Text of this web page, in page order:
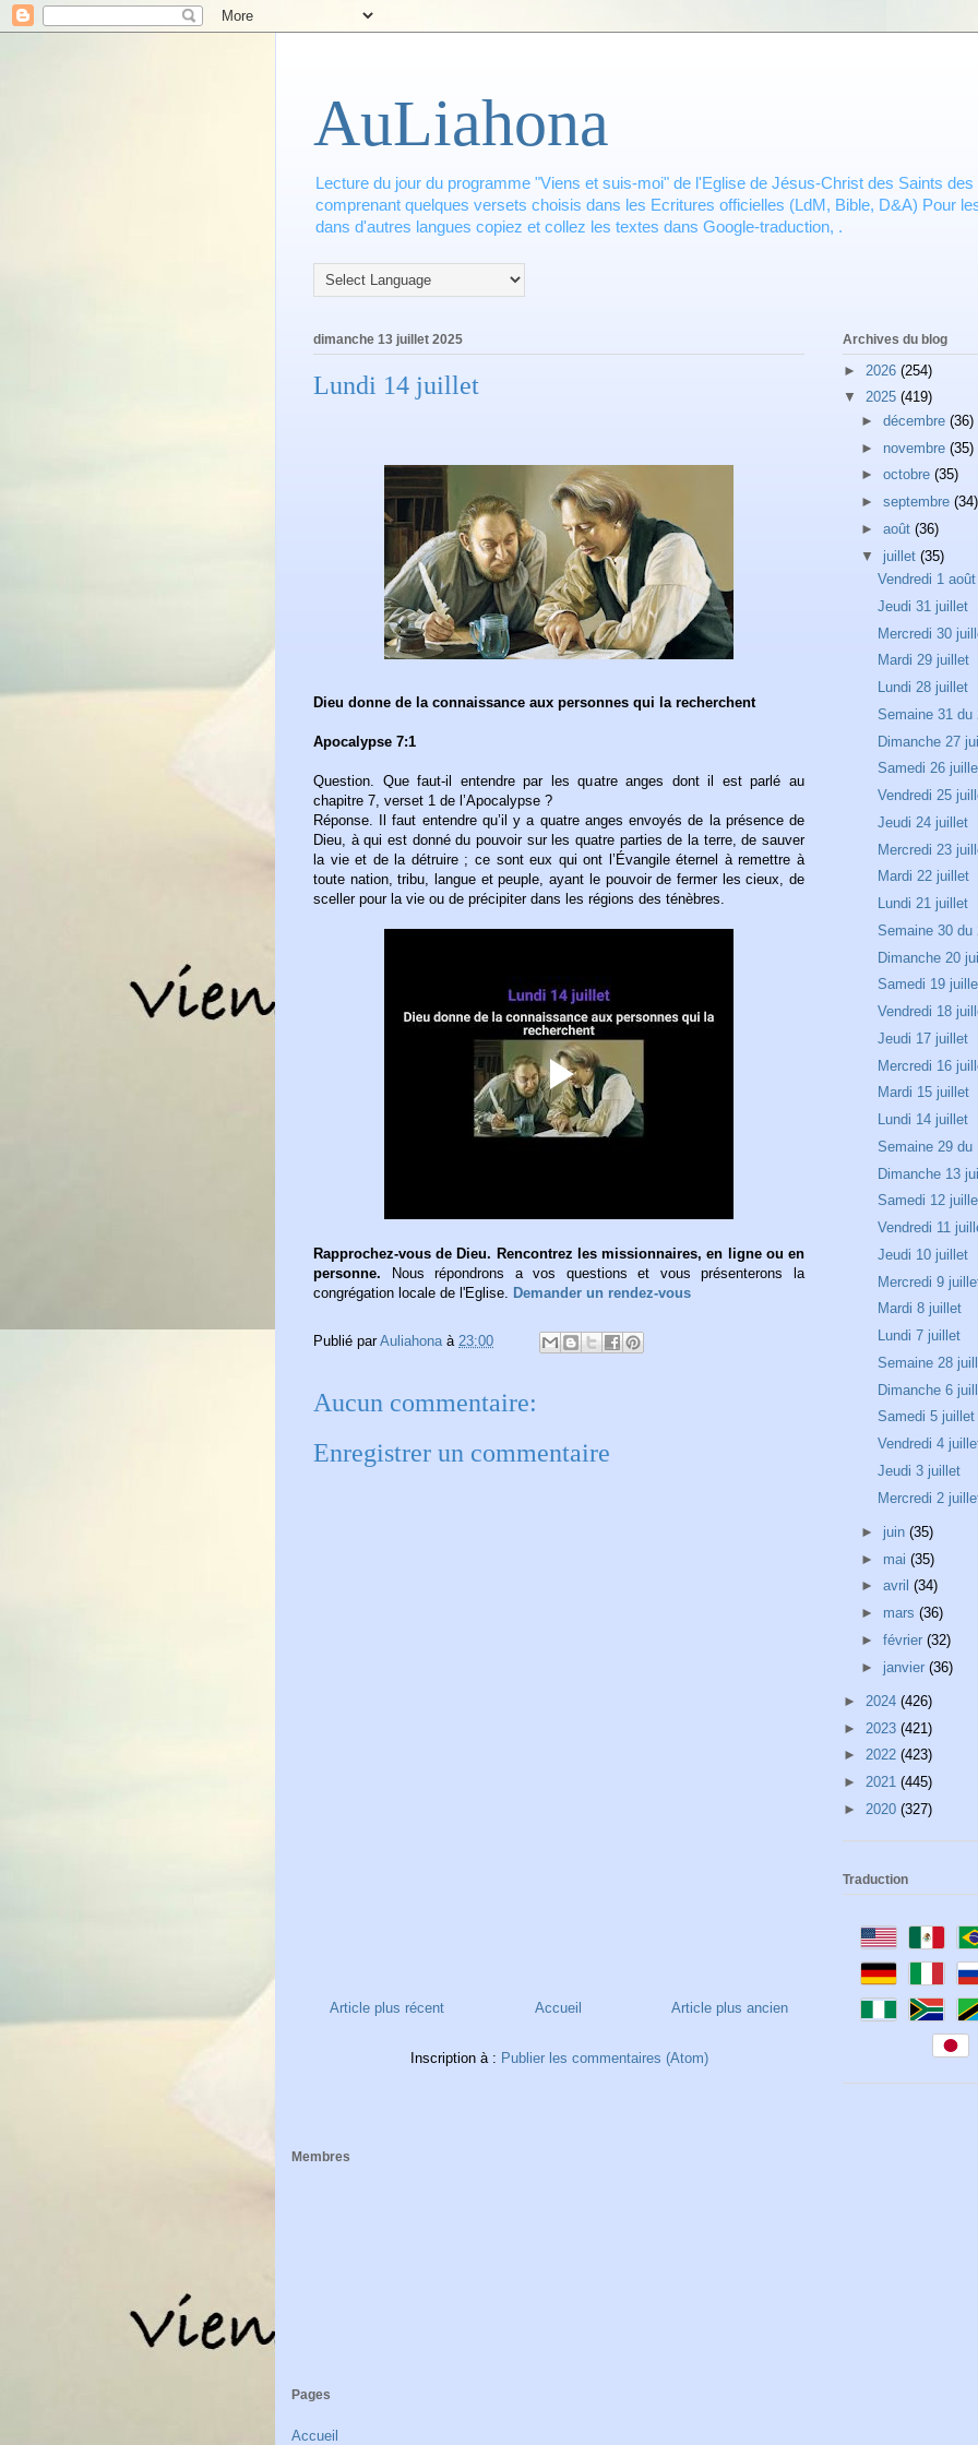
AuLiahona
Lecture du jour du programme "Viens et suis-moi" de l'Eglise de Jésus-Christ des Saints
comprenant quelques versets choisis dans les Ecritures officielles (LdM, Bible, D&A) Pour
dans d'autres langues copiez et collez les textes dans Google-traduction, .
dimanche 13 juillet 2025
Lundi 14 juillet
Dieu donne de la connaissance aux personnes qui la recherchent
Apocalypse 7:1
Question. Que faut-il entendre par les quatre anges dont il est parlé au
chapitre 7, verset 1 de l’Apocalypse ?
Réponse. Il faut entendre qu’il y a quatre anges envoyés de la présence de
Dieu, à qui est donné du pouvoir sur les quatre parties de la terre, de sauver
la vie et de la détruire ; ce sont eux qui ont l’Évangile éternel à remettre à
toute nation, tribu, langue et peuple, ayant le pouvoir de fermer les cieux, de
sceller pour la vie ou de précipiter dans les régions des ténèbres.
Rapprochez-vous de Dieu. Rencontrez les missionnaires, en ligne ou en
personne. Nous répondrons a vos questions et vous présenterons la
congrégation locale de l'Eglise. Demander un rendez-vous
Publié parAuliahona à 23:00
Aucun commentaire:
Enregistrer un commentaire
Article plus récent Article plus ancien
Accueil
Inscription à : Publier les commentaires (Atom)
Archives du blog
► 2026 (254)
▼ 2025 (419)
► décembre (36)
► novembre (35)
► octobre (35)
► septembre (34)
► août (36)
▼ juillet (35)
Vendredi 1 août
Jeudi 31 juillet
Mercredi 30
Mardi 29 juillet
Lundi 28 juillet
Semaine 31
Dimanche 27
Samedi 26
Vendredi 25
Jeudi 24 juillet
Mercredi 23
Mardi 22 juillet
Lundi 21 juillet
Semaine 30
Dimanche 20
Samedi 19
Vendredi 18
Jeudi 17 juillet
Mercredi 16
Mardi 15 juillet
Lundi 14 juillet
Semaine 29
Dimanche 13
Samedi 12
Vendredi 11
Jeudi 10 juillet
Mercredi 9
Mardi 8 juillet
Lundi 7 juillet
Semaine 28
Dimanche 6
Samedi 5 juillet
Vendredi 4
Jeudi 3 juillet
Mercredi 2
► juin (35)
► mai (35)
► avril (34)
► mars (36)
► février (32)
► janvier (36)
► 2024 (426)
► 2023 (421)
► 2022 (423)
► 2021 (445)
► 2020 (327)
Traduction
Membres
Pages
Accueil